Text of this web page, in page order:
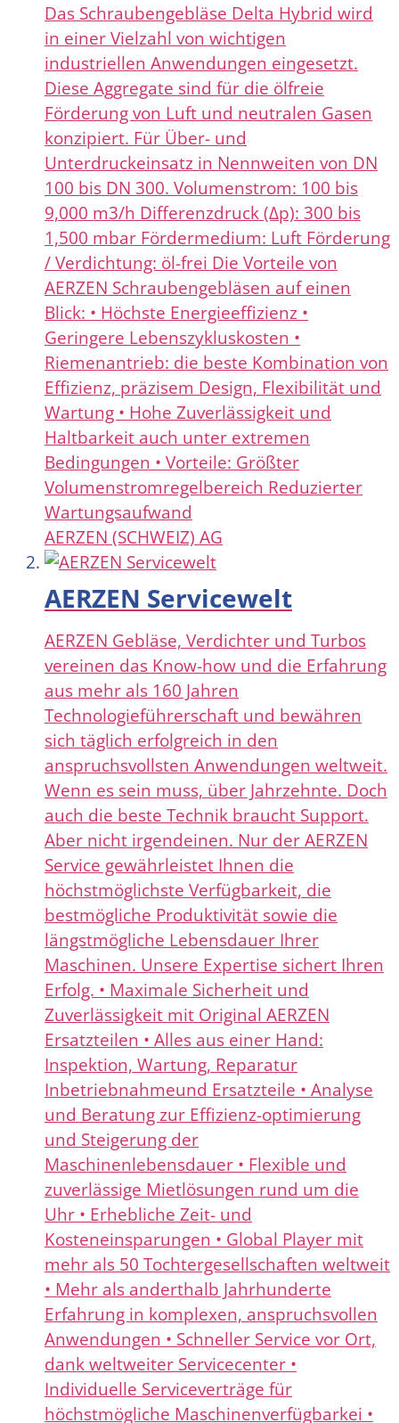
Das Schraubengebläse Delta Hybrid wird
in einer Vielzahl von wichtigen
industriellen Anwendungen eingesetzt.
Diese Aggregate sind für die ölfreie
Förderung von Luft und neutralen Gasen
konzipiert. Für Über- und
Unterdruckeinsatz in Nennweiten von DN
100 bis DN 300. Volumenstrom: 100 bis
9,000 m3/h Differenzdruck (Δp): 300 bis
1,500 mbar Fördermedium: Luft Förderung
/ Verdichtung: öl-frei Die Vorteile von
AERZEN Schraubengebläsen auf einen
Blick: • Höchste Energieeffizienz •
Geringere Lebenszykluskosten •
Riemenantrieb: die beste Kombination von
Effizienz, präzisem Design, Flexibilität und
Wartung • Hohe Zuverlässigkeit und
Haltbarkeit auch unter extremen
Bedingungen • Vorteile: Größter
Volumenstromregelbereich Reduzierter
Wartungsaufwand
AERZEN (SCHWEIZ) AG
AERZEN Servicewelt
AERZEN Gebläse, Verdichter und Turbos
vereinen das Know-how und die Erfahrung
aus mehr als 160 Jahren
Technologieführerschaft und bewähren
sich täglich erfolgreich in den
anspruchsvollsten Anwendungen weltweit.
Wenn es sein muss, über Jahrzehnte. Doch
auch die beste Technik braucht Support.
Aber nicht irgendeinen. Nur der AERZEN
Service gewährleistet Ihnen die
höchstmöglichste Verfügbarkeit, die
bestmögliche Produktivität sowie die
längstmögliche Lebensdauer Ihrer
Maschinen. Unsere Expertise sichert Ihren
Erfolg. • Maximale Sicherheit und
Zuverlässigkeit mit Original AERZEN
Ersatzteilen • Alles aus einer Hand:
Inspektion, Wartung, Reparatur
Inbetriebnahmeund Ersatzteile • Analyse
und Beratung zur Effizienz-optimierung
und Steigerung der
Maschinenlebensdauer • Flexible und
zuverlässige Mietlösungen rund um die
Uhr • Erhebliche Zeit- und
Kosteneinsparungen • Global Player mit
mehr als 50 Tochtergesellschaften weltweit
• Mehr als anderthalb Jahrhunderte
Erfahrung in komplexen, anspruchsvollen
Anwendungen • Schneller Service vor Ort,
dank weltweiter Servicecenter •
Individuelle Serviceverträge für
höchstmögliche Maschinenverfügbarkei •